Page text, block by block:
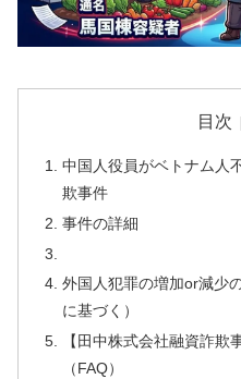
目次
中国人役員がベトナム人
欺事件
事件の詳細
外国人犯罪の増加or減少
に基づく）
【田中株式会社融資詐欺
（FAQ）